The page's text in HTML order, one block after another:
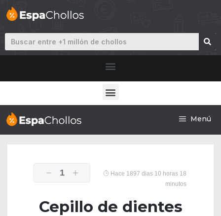
Menú
1
Hace 1897 dias 10 horas 18
minutos
Cepillo de dientes